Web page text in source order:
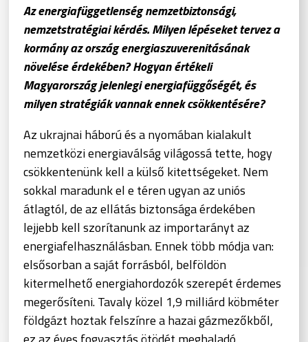
Az energiafüggetlenség nemzetbiztonsági,
nemzetstratégiai kérdés. Milyen lépéseket tervez a
kormány az ország energiaszuverenitásának
növelése érdekében? Hogyan értékeli
Magyarország jelenlegi energiafüggőségét, és
milyen stratégiák vannak ennek csökkentésére?
Az ukrajnai háború és a nyomában kialakult
nemzetközi energiaválság világossá tette, hogy
csökkentenünk kell a külső kitettségeket. Nem
sokkal maradunk el e téren ugyan az uniós
átlagtól, de az ellátás biztonsága érdekében
lejjebb kell szorítanunk az importarányt az
energiafelhasználásban. Ennek több módja van:
elsősorban a saját forrásból, belföldön
kitermelhető energiahordozók szerepét érdemes
megerősíteni. Tavaly közel 1,9 milliárd köbméter
földgázt hoztak felszínre a hazai gázmezőkből,